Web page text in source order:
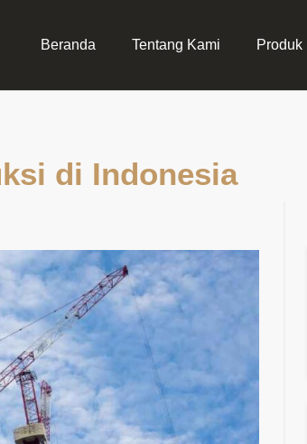
Beranda Tentang Kami Produk
di Indonesia